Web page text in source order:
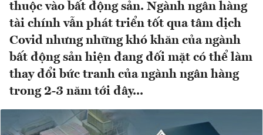
thuộc vào bất động sản. Ngành ngân hàng
tài chính vẫn phát triển tốt qua tâm dịch
Covid nhưng những khó khăn của ngành
bất động sản hiện đang đối mặt có thể làm
thay đổi bức tranh của ngành ngân hàng
trong 2-3 năm tới đây...